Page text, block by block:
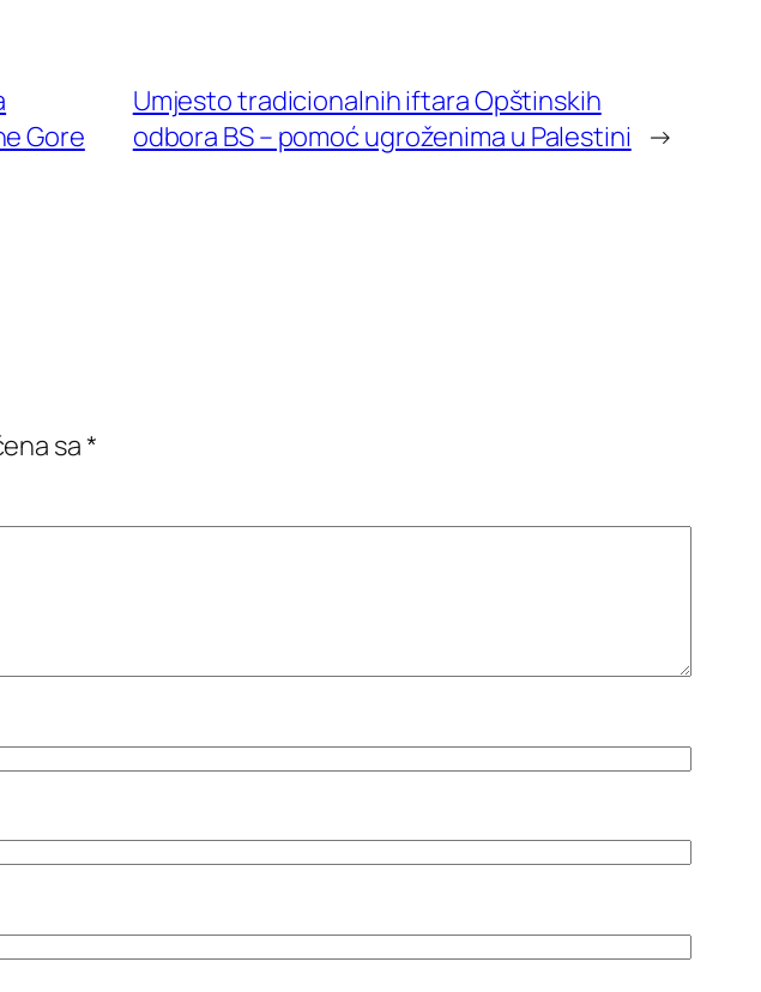
Gore
Umjesto tradicionalnih iftara Opštinskih
odbora BS – pomoć ugroženima u Palestini →
sa*